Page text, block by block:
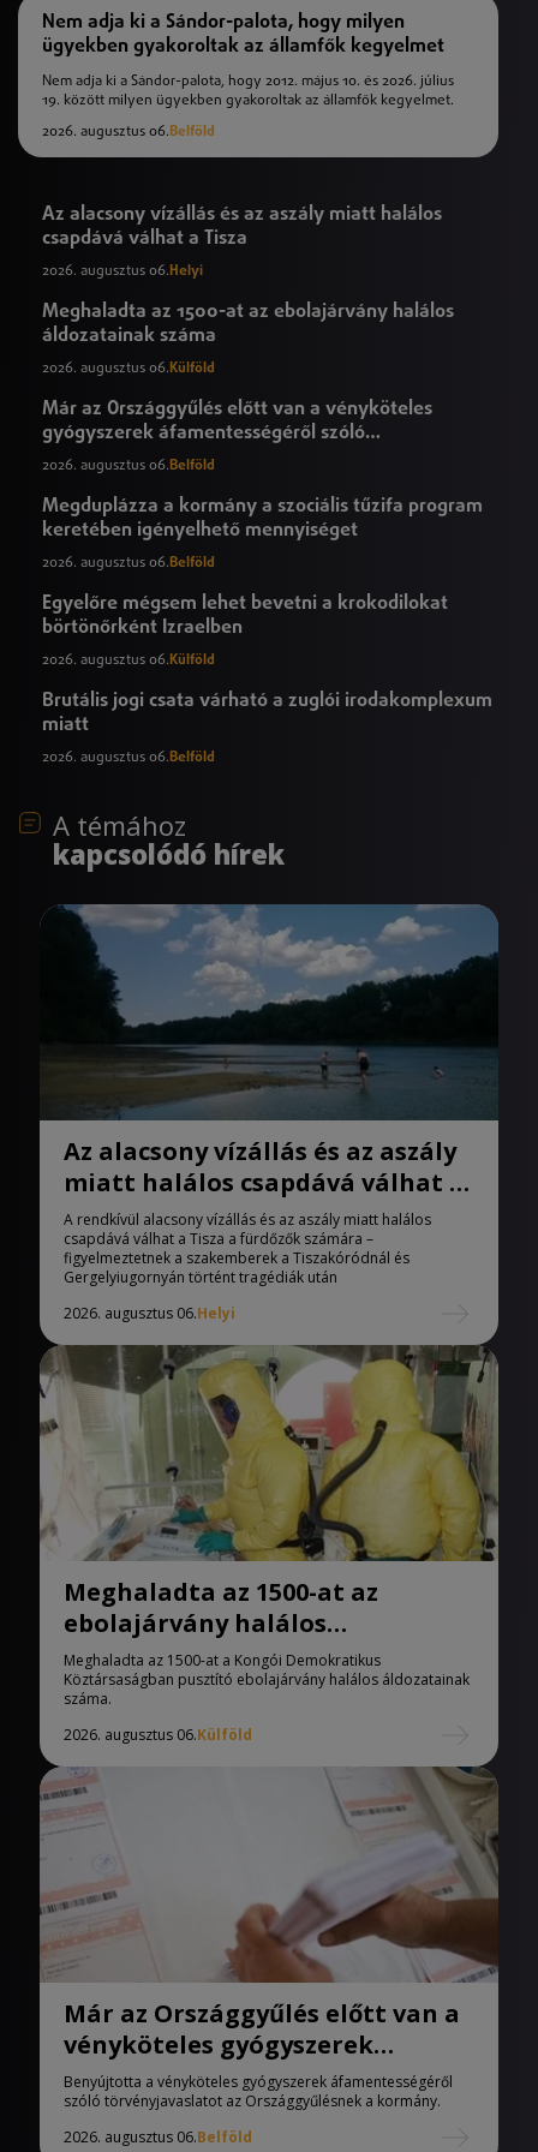
Nem adja ki a Sándor-palota, hogy milyen
ügyekben gyakoroltak az államfők kegyelmet
Nem adja ki a Sándor-palota, hogy 2012. május 10. és 2026. július
19. között milyen ügyekben gyakoroltak az államfők kegyelmet.
2026. augusztus 06.Belföld
Az alacsony vízállás és az aszály miatt halálos
csapdává válhat a Tisza
2026. augusztus 06. Helyi
Meghaladta az 1500-at az ebolajárvány halálos
áldozatainak száma
2026. augusztus 06. Külföld
Már az Országgyűlés előtt van a vényköteles
gyógyszerek áfamentességéről szóló
törvényjavaslat
2026. augusztus 06.Belföld
Megduplázza a kormány a szociális tűzifa program
keretében igényelhető mennyiséget
2026. augusztus 06.Belföld
Egyelőre mégsem lehet bevetni a krokodilokat
börtönőrként Izraelben
2026. augusztus 06. Külföld
Brutális jogi csata várható a zuglói irodakomplexum
miatt
2026. augusztus 06.Belföld
A témához
kapcsolódó hírek
Az alacsony vízállás és az aszály
miatt halálos csapdává válhat a
Tisza
A rendkívül alacsony vízállás és az aszály miatt halálos
csapdává válhat a Tisza a fürdőzők számára –
figyelmeztetnek a szakemberek a Tiszakóródnál és
Gergelyiugornyán történt tragédiák után
2026. augusztus 06.Helyi
Meghaladta az 1500-at az
ebolajárvány halálos
áldozatainak száma
Meghaladta az 1500-at a Kongói Demokratikus
Köztársaságban pusztító ebolajárvány halálos áldozatainak
száma.
2026. augusztus 06.Külföld
Már az Országgyűlés előtt van a
vényköteles gyógyszerek
áfamentességéről szóló
törvényjavaslat
Benyújtotta a vényköteles gyógyszerek áfamentességéről
szóló törvényjavaslatot az Országgyűlésnek a kormány.
2026. augusztus 06.Belföld